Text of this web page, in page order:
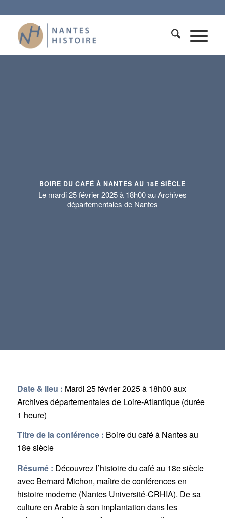
BOIRE DU CAFÉ À NANTES AU 18E SIÈCLE
Le mardi 25 février 2025 à 18h00 au Archives
départementales de Nantes
Date & lieu : Mardi 25 février 2025 à 18h00 aux
Archives départementales de Loire-Atlantique (durée
1 heure)
Titre de la conférence : Boire du café à Nantes au
18e siècle
Résumé : Découvrez l’histoire du café au 18e siècle
avec Bernard Michon, maître de conférences en
histoire moderne (Nantes Université-CRHIA). De sa
culture en Arabie à son implantation dans les